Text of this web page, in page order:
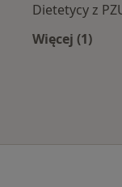
Dietetycy z
Więcej (1)